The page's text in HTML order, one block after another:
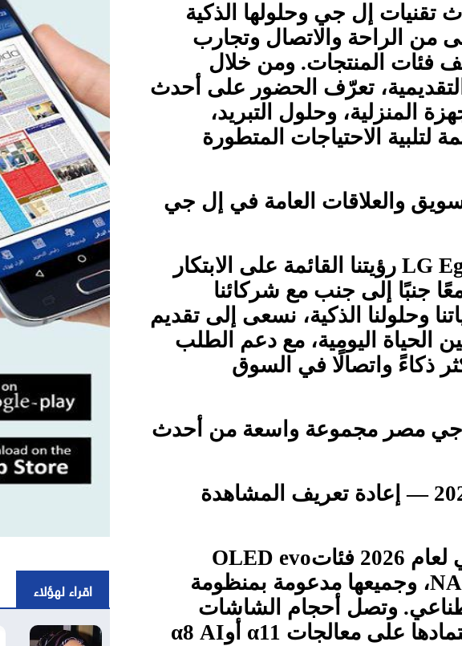
إل جي وحلولها الذكية
من الراحة والاتصال وتجارب
فئات المنتجات. ومن خلال
تعرّف الحضور على أحدث
المنزلية، وحلول التبريد،
لتلبية الاحتياجات المتطورة
والعلاقات العامة في إل جي
LG رؤيتنا القائمة على الابتكار
جنبًا إلى جنب مع شركائنا
وحلولنا الذكية، نسعى إلى تقديم
اليومية، مع دعم الطلب
ذكاءً واتصالًا في السوق
جي مصر مجموعة واسعة من أحدث
لعام 2026 — إعادة تعريف المشاهدة
فئات
OLED evo
، وجميعها مدعومة بمنظومة
وتصل أحجام الشاشات
α11 أوα8 AI
اقراء لهؤلاء